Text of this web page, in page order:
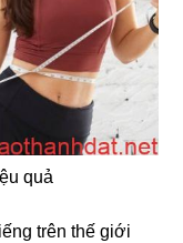
quả
trên thế giới